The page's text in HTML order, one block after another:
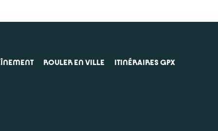
ROULER EN VILLE ITINÉRAIRES GPX